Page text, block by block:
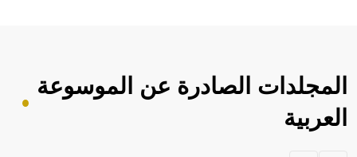
المجلدات الصادرة عن الموسوعة
العربية